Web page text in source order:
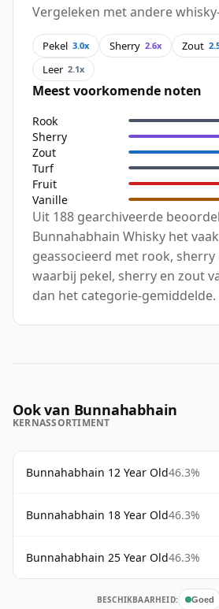
Vergeleken met andere
Pekel 3.0x Sherry 2.6x Zout
Leer 2.1x
Meest voorkomende noten
Rook
Sherry
Zout
Turf
Fruit
Vanille
Uit 188 gearchiveerde
Bunnahabhain Whisky het
geassocieerd met rook,
waarbij pekel, sherry en zout
dan het categorie-gemiddelde.
Ook van Bunnahabhain
KERNASSORTIMENT
Bunnahabhain 12 Year Old46.3%
Bunnahabhain 18 Year Old46.3%
Bunnahabhain 25 Year Old46.3%
BESCHIKBAARHEID: Goed